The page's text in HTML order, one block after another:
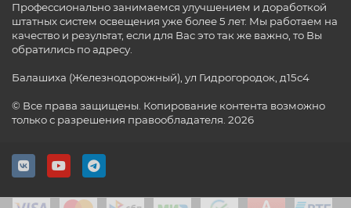
Профессионально занимаемся улучшением и доработкой
штатных систем освещения уже более 5 лет. Мы работаем на
качество и результат, если для Вас это так же важно, то Вы
обратились по адресу.
Балашиха (Железнодорожный), ул Гидрогородок, д15с4
© Все права защищены. Копирование контента возможно
только с разрешения правообладателя. 2026